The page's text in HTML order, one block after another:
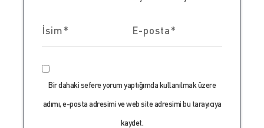
Bir dahaki sefere yorum yaptığımda kullanılmak üzere
adımı, e-posta adresimi ve web site adresimi bu tarayıcıya
kaydet.